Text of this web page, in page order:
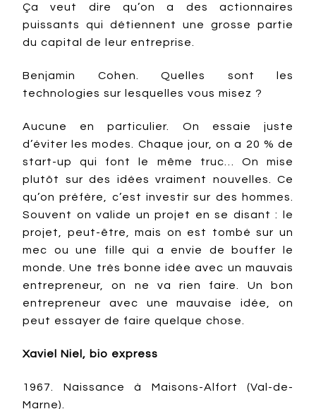
Ça veut dire qu’on a des actionnaires
puissants qui détiennent une grosse partie
du capital de leur entreprise.
Benjamin Cohen. Quelles sont les
technologies sur lesquelles vous misez ?
Aucune en particulier. On essaie juste
d’éviter les modes. Chaque jour, on a 20 % de
start-up qui font le même truc… On mise
plutôt sur des idées vraiment nouvelles. Ce
qu’on préfère, c’est investir sur des hommes.
Souvent on valide un projet en se disant : le
projet, peut-être, mais on est tombé sur un
mec ou une fille qui a envie de bouffer le
monde. Une très bonne idée avec un mauvais
entrepreneur, on ne va rien faire. Un bon
entrepreneur avec une mauvaise idée, on
peut essayer de faire quelque chose.
Xaviel Niel, bio express
1967. Naissance à Maisons-Alfort (Val-de-
Marne).